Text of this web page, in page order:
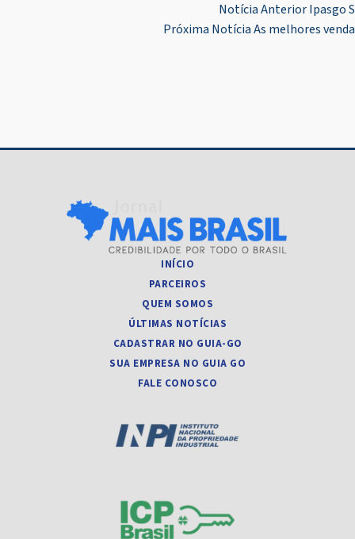
Notícia Anterior Ipasgo
Próxima NotíciaAs melhores
INÍCIO
PARCEIROS
QUEM SOMOS
ÚLTIMAS NOTÍCIAS
CADASTRAR NO GUIA-GO
SUA EMPRESA NO GUIA GO
FALE CONOSCO